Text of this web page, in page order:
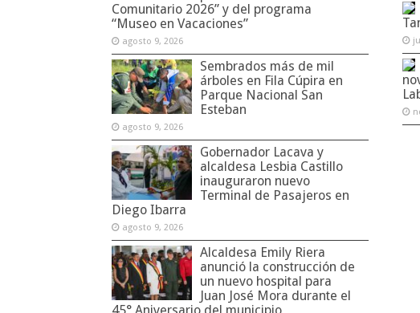
Comunitario 2026” y del programa
“Museo en Vacaciones”
agosto 9, 2026
Sembrados más de mil
árboles en Fila Cúpira en
Parque Nacional San
Esteban
agosto 9, 2026
Gobernador Lacava y
alcaldesa Lesbia Castillo
inauguraron nuevo
Terminal de Pasajeros en
Diego Ibarra
agosto 9, 2026
Alcaldesa Emily Riera
anunció la construcción de
un nuevo hospital para
Juan José Mora durante el